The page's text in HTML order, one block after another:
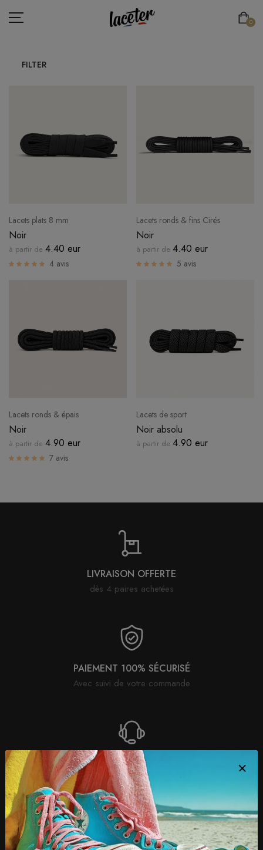
0
LACETS DE SPORT
ESPACE PRO
LACE'TER
FILTER
Lacets plats 8 mm
Noir
à partir de 4.40 eur
4 avis
Lacets ronds & fins Cirés
Noir
à partir de 4.40 eur
5 avis
Lacets ronds & épais
Noir
à partir de 4.90 eur
7 avis
Lacets de sport
Noir absolu
à partir de 4.90 eur
LIVRAISON OFFERTE
dès 4 paires achetées
PAIEMENT 100% SÉCURISÉ
Avec suivi de votre commande
SATISFAIT OU REMBOURSÉ
Retour possible sous 30 jours